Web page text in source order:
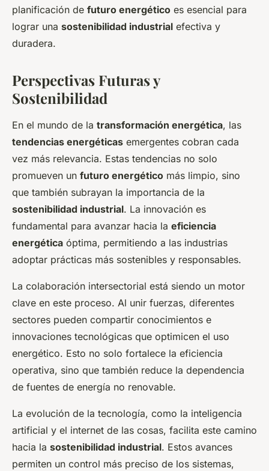
planificación de futuro energético es esencial para
lograr una sostenibilidad industrial efectiva y
duradera.
Perspectivas Futuras y
Sostenibilidad
En el mundo de la transformación energética, las
tendencias energéticas emergentes cobran cada
vez más relevancia. Estas tendencias no solo
promueven un futuro energético más limpio, sino
que también subrayan la importancia de la
sostenibilidad industrial. La innovación es
fundamental para avanzar hacia la eficiencia
energética óptima, permitiendo a las industrias
adoptar prácticas más sostenibles y responsables.
La colaboración intersectorial está siendo un motor
clave en este proceso. Al unir fuerzas, diferentes
sectores pueden compartir conocimientos e
innovaciones tecnológicas que optimicen el uso
energético. Esto no solo fortalece la eficiencia
operativa, sino que también reduce la dependencia
de fuentes de energía no renovable.
La evolución de la tecnología, como la inteligencia
artificial y el internet de las cosas, facilita este camino
hacia la sostenibilidad industrial. Estos avances
permiten un control más preciso de los sistemas,